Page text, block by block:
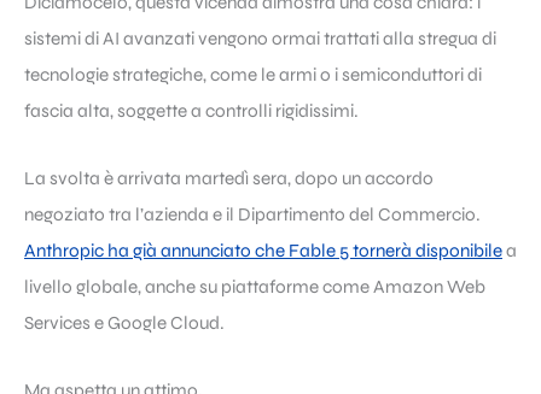
sistemi di AI avanzati vengono ormai trattati alla stregua di
tecnologie strategiche, come le armi o i semiconduttori di
fascia alta, soggette a controlli rigidissimi.
La svolta è arrivata martedì sera, dopo un accordo
negoziato tra l’azienda e il Dipartimento del Commercio.
Anthropic ha già annunciato che Fable 5 tornerà disponibilea
livello globale, anche su piattaforme come Amazon Web
Services e Google Cloud.